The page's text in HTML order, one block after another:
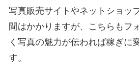
写真販売サイトやネットショッ
間はかかりますが、こちらもフ
く写真の魅力が伝われば稼ぎに
す。